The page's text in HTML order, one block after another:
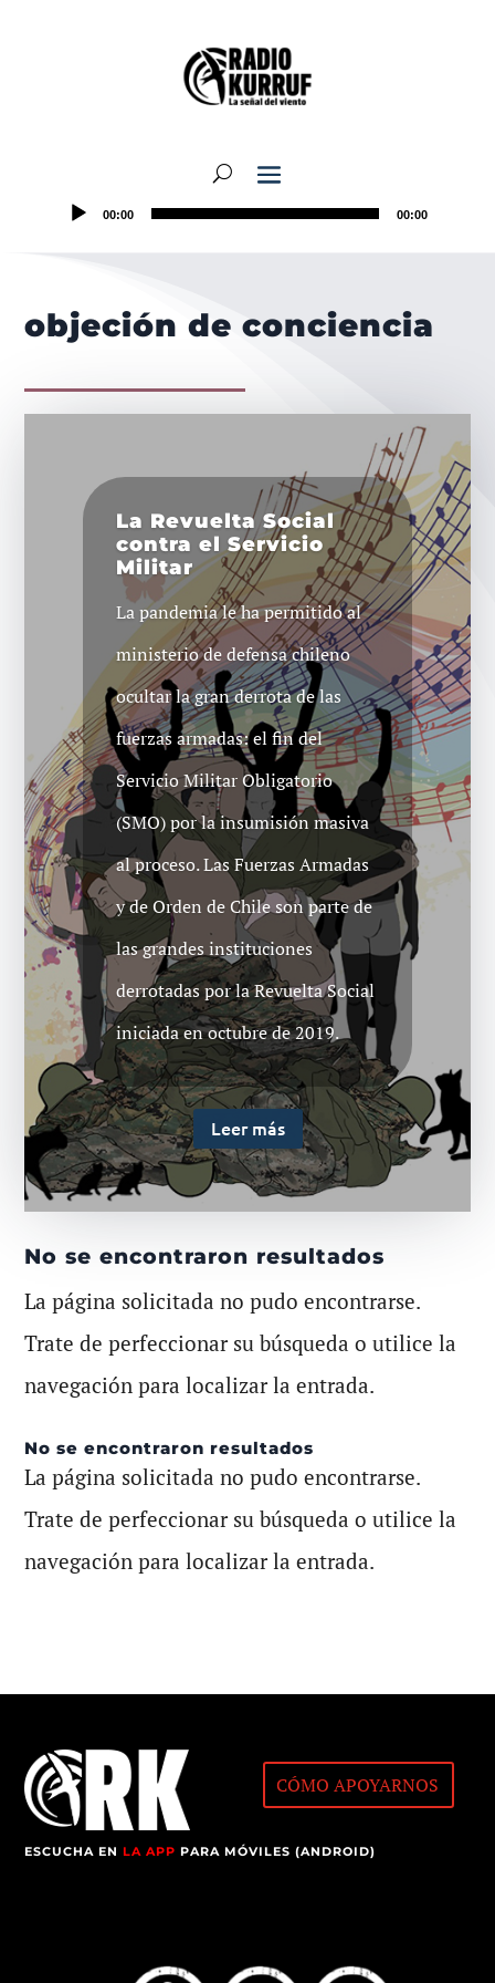
00:00 00:00
objeción de conciencia
La Revuelta Social
contra el Servicio
Militar
La pandemia le ha permitido al
ministerio de defensa chileno
ocultar la gran derrota de las
fuerzas armadas: el fin del
Servicio Militar Obligatorio
(SMO) por la insumisión masiva
al proceso. Las Fuerzas Armadas
y de Orden de Chile son parte de
las grandes instituciones
derrotadas por la Revuelta Social
iniciada en octubre de 2019.
Leer más
No se encontraron resultados
La página solicitada no pudo encontrarse.
Trate de perfeccionar su búsqueda o utilice la
navegación para localizar la entrada.
No se encontraron resultados
La página solicitada no pudo encontrarse.
Trate de perfeccionar su búsqueda o utilice la
navegación para localizar la entrada.
CÓMO APOYARNOS
ESCUCHA ENLA APP PARA MÓVILES (ANDROID)